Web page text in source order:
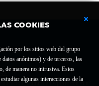
COOKIES
por los sitios web del grupo
anónimos) y de terceros, las
de manera no intrusiva. Estos
algunas interacciones de la
Cultura y Deporte con el nº